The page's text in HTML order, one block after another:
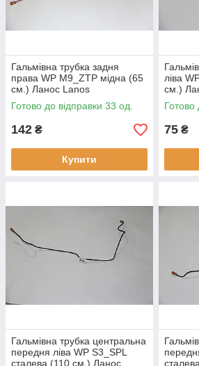
Гальмівна трубка задня
права WP M9_ZTP мідна (65
см.) Ланос Lanos
Готово до відправки 33 од.
142 ₴
Купити
ліва
см.)
Готово
75 ₴
Гальмівна трубка центральна
передня ліва WP S3_SPL
сталева (110 см.) Ланос